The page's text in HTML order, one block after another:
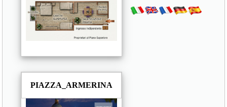
PIAZZA_ARMERINA